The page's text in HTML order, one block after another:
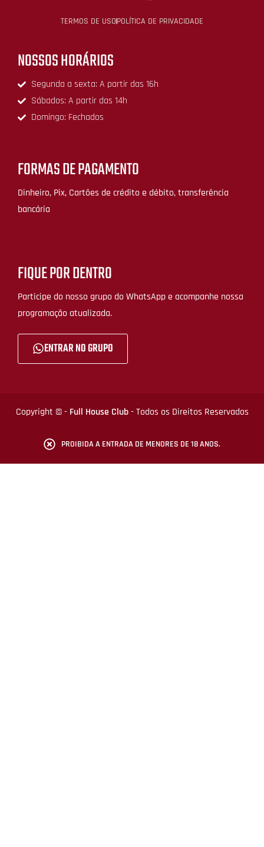
TERMOS DE USOPOLÍTICA DE PRIVACIDADE
NOSSOS HORÁRIOS
Segunda a sexta: A partir das 16h
Sábados: A partir das 14h
Domingo: Fechados
FORMAS DE PAGAMENTO
Dinheiro, Pix, Cartões de crédito e débito, transferência
bancária
FIQUE POR DENTRO
Participe do nosso grupo do WhatsApp e acompanhe nossa
programação atualizada.
ENTRAR NO GRUPO
Copyright © - Full House Club- Todos os Direitos Reservados
PROIBIDA A ENTRADA DE MENORES DE 18 ANOS.